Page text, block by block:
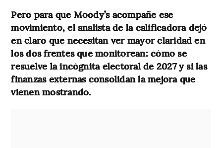
Pero para que Moody’s acompañe ese
movimiento, el analista de la calificadora dejó
en claro que necesitan ver mayor claridad en
los dos frentes que monitorean: cómo se
resuelve la incógnita electoral de 2027 y si las
finanzas externas consolidan la mejora que
vienen mostrando.